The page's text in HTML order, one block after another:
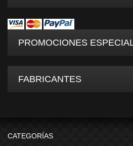
PROMOCIONES
FABRICANTES
CATEGORÍAS